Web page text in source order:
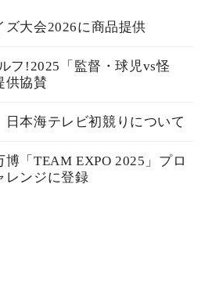
ズ大会2026に商品提供
フ!2025「監督・球児vs怪
供協賛
日本海テレビ初競りについて
「TEAM EXPO 2025」プロ
レンジに登録